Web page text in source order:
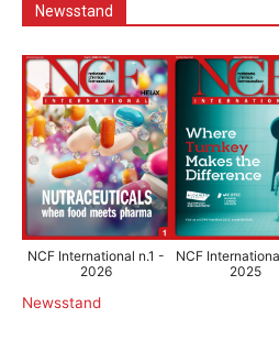
Newsstand
NCF International n.1 -
2026
NCF
2025
Newsstand